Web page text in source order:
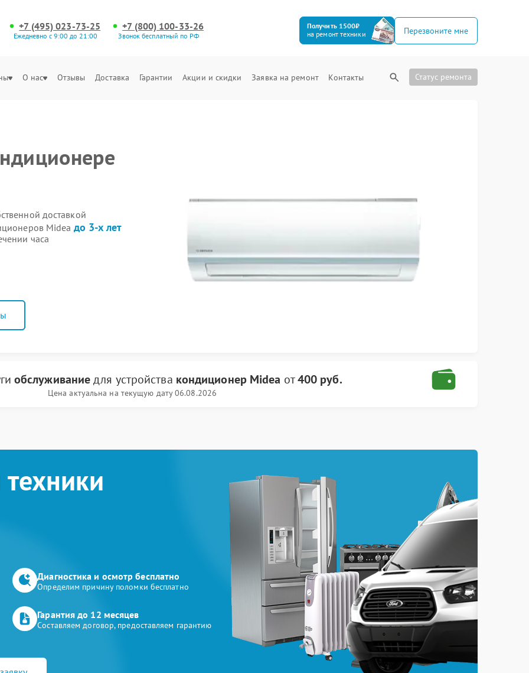
+7 (495) 023-73-25
Ежедневно с 9:00 до 21:00
+7 (800) 100-33-26
Звонок бесплатный по РФ
Получить 1500₽
на ремонт техники
Перезвоните мне
О нас Отзывы Доставка Гарантии Акции и скидки Заявка на ремонт Контакты Статус ремонта
доставкой
Midea до 3-х лет
часа
обслуживаниедля устройства кондиционер Midea от400 руб.
Цена актуальна на текущую дату 06.08.2026
Диагностика и осмотр бесплатно
Определим причину поломки бесплатно
Гарантия до 12 месяцев
Составляем договор, предоставляем гарантию